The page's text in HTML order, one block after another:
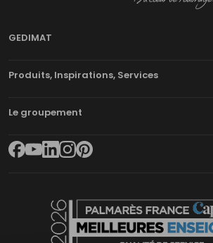
GEDIMAT
Produits, Inspirations, Services
Le groupement